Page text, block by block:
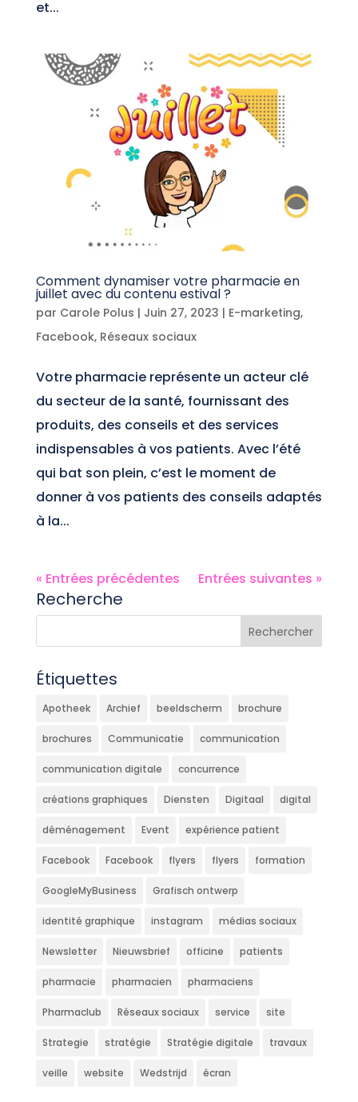
et...
Comment dynamiser votre pharmacie en
juillet avec du contenu estival ?
par Carole Polus | Juin 27, 2023 | E-marketing,
Facebook, Réseaux sociaux
Votre pharmacie représente un acteur clé
du secteur de la santé, fournissant des
produits, des conseils et des services
indispensables à vos patients. Avec l’été
qui bat son plein, c’est le moment de
donner à vos patients des conseils adaptés
à la...
« Entrées précédentes Entrées suivantes »
Recherche
Étiquettes
Apotheek Archief beeldscherm brochure
brochures Communicatie communication
communication digitale concurrence
créations graphiques Diensten Digitaal digital
déménagement Event expérience patient
Facebook Facebook flyers flyers formation
GoogleMyBusiness Grafisch ontwerp
identité graphique instagram médias sociaux
Newsletter Nieuwsbrief officine patients
pharmacie pharmacien pharmaciens
Pharmaclub Réseaux sociaux service site
Strategie stratégie Stratégie digitale travaux
veille website Wedstrijd écran